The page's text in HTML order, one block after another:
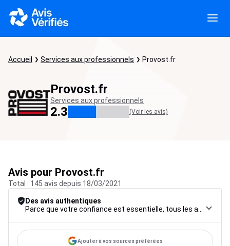
Accueil Services aux professionnels Provost.fr
Provost.fr
Services aux professionnels
2.3 (Voir les avis)
Avis pour Provost.fr
Total : 145 avis depuis 18/03/2021
Des avis authentiques
Ajouter à vos sources préférées